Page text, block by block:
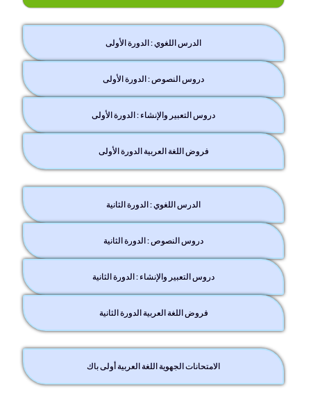
الدرس اللغوي : الدورة الأولى
دروس النصوص : الدورة الأولى
دروس التعبير والإنشاء : الدورة الأولى
فروض اللغة العربية الدورة الأولى
الدرس اللغوي : الدورة الثانية
دروس النصوص : الدورة الثانية
دروس التعبير والإنشاء : الدورة الثانية
فروض اللغة العربية الدورة الثانية
الامتحانات الجهوية اللغة العربية أولى باك